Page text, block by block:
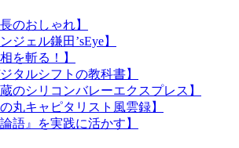
のおしゃれ】
ジェル鎌田’sEye】
を斬る！】
タルシフトの教科書】
のシリコンバレーエクスプレス】
丸キャピタリスト風雲録】
語』を実践に活かす】